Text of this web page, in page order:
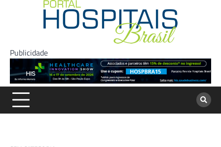
Publicidade